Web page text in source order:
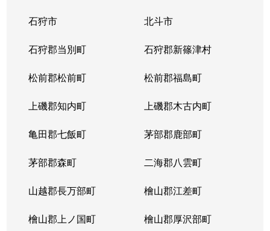
石狩市 北斗市
石狩郡当別町 石狩郡新篠津村
松前郡松前町 松前郡福島町
上磯郡知内町 上磯郡木古内町
亀田郡七飯町 茅部郡鹿部町
茅部郡森町 二海郡八雲町
山越郡長万部町 檜山郡江差町
檜山郡上ノ国町 檜山郡厚沢部町